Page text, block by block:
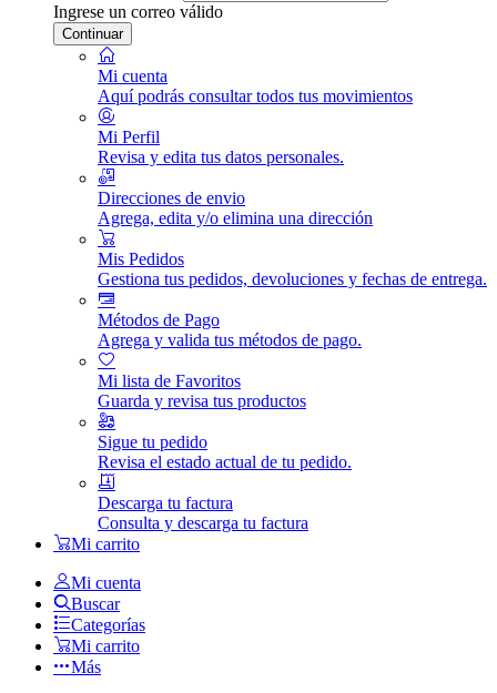
Ingrese un correo válido
Continuar
Mi cuenta
Aquí podrás consultar todos tus movimientos
Mi Perfil
Revisa y edita tus datos personales.
Direcciones de envio
Agrega, edita y/o elimina una dirección
Mis Pedidos
Gestiona tus pedidos, devoluciones y fechas de entrega.
Métodos de Pago
Agrega y valida tus métodos de pago.
Mi lista de Favoritos
Guarda y revisa tus productos
Sigue tu pedido
Revisa el estado actual de tu pedido.
Descarga tu factura
Consulta y descarga tu factura
Mi carrito
Mi cuenta
Buscar
Categorías
Mi carrito
Más